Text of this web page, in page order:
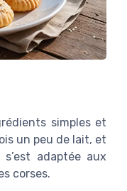
simples et
un peu de lait, et
adaptée aux
corses.